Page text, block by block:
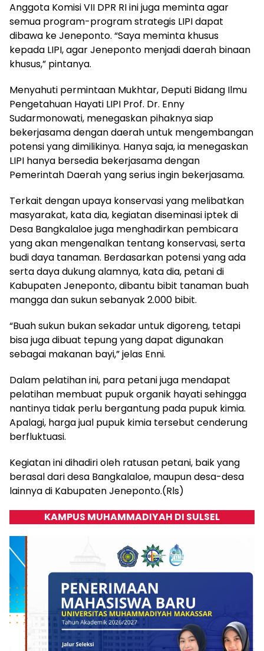
Anggota Komisi VII DPR RI ini juga meminta agar
semua program-program strategis LIPI dapat
dibawa ke Jeneponto. “Saya meminta khusus
kepada LIPI, agar Jeneponto menjadi daerah binaan
khusus,” pintanya.
Menyahuti permintaan Mukhtar, Deputi Bidang Ilmu
Pengetahuan Hayati LIPI Prof. Dr. Enny
Sudarmonowati, menegaskan pihaknya siap
bekerjasama dengan daerah untuk mengembangan
potensi yang dimilikinya. Hanya saja, ia menegaskan
LIPI hanya bersedia bekerjasama dengan
Pemerintah Daerah yang serius ingin bekerjasama.
Terkait dengan upaya konservasi yang melibatkan
masyarakat, kata dia, kegiatan diseminasi iptek di
Desa Bangkalaloe juga menghadirkan pembicara
yang akan mengenalkan tentang konservasi, serta
budi daya tanaman. Berdasarkan potensi yang ada
serta daya dukung alamnya, kata dia, petani di
Kabupaten Jeneponto, dibantu bibit tanaman buah
mangga dan sukun sebanyak 2.000 bibit.
“Buah sukun bukan sekadar untuk digoreng, tetapi
bisa juga dibuat tepung yang dapat digunakan
sebagai makanan bayi,” jelas Enni.
Dalam pelatihan ini, para petani juga mendapat
pelatihan membuat pupuk organik hayati sehingga
nantinya tidak perlu bergantung pada pupuk kimia.
Apalagi, harga jual pupuk kimia tersebut cenderung
berfluktuasi.
Kegiatan ini dihadiri oleh ratusan petani, baik yang
berasal dari desa Bangkalaloe, maupun desa-desa
lainnya di Kabupaten Jeneponto.(Rls)
KAMPUS MUHAMMADIYAH DI SULSEL